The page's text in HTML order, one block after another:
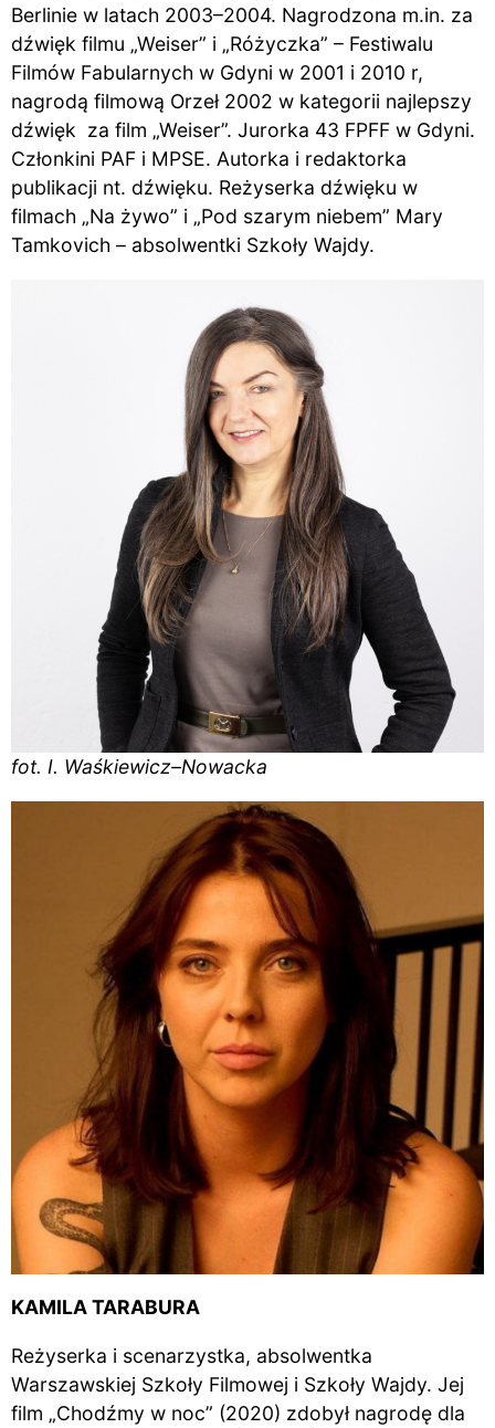
Berlinie w latach 2003–2004. Nagrodzona m.in. za
dźwięk filmu „Weiser” i „Różyczka” – Festiwalu
Filmów Fabularnych w Gdyni w 2001 i 2010 r,
nagrodą filmową Orzeł 2002 w kategorii najlepszy
dźwięk za film „Weiser”. Jurorka 43 FPFF w Gdyni.
Członkini PAF i MPSE. Autorka i redaktorka
publikacji nt. dźwięku. Reżyserka dźwięku w
filmach „Na żywo” i „Pod szarym niebem” Mary
Tamkovich – absolwentki Szkoły Wajdy.
fot. I. Waśkiewicz–Nowacka
KAMILA TARABURA
Reżyserka i scenarzystka, absolwentka
Warszawskiej Szkoły Filmowej i Szkoły Wajdy. Jej
film „Chodźmy w noc” (2020) zdobył nagrodę dla